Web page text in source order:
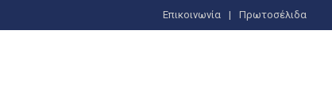
Επικοινωνία Πρωτοσέλιδα